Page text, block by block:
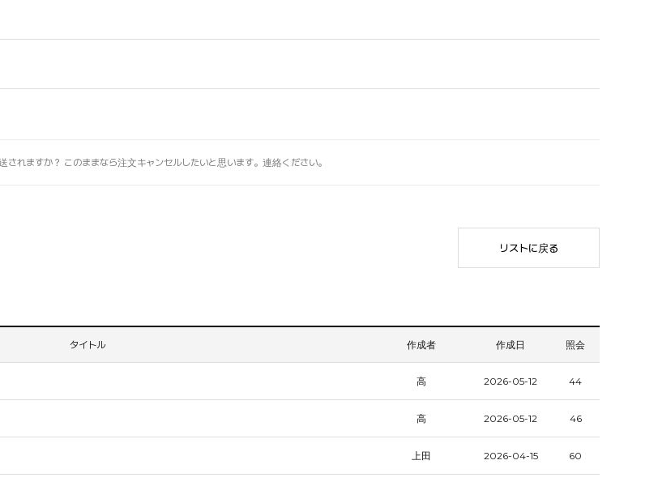
すか？ このままなら注文キャンセルしたいと思います。連絡ください。
リストに戻る
タイトル 作成者 作成日 照会
高 2026-05-12 44
高 2026-05-12 46
上田 2026-04-15 60